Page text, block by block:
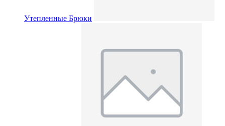
Утепленные Брюки